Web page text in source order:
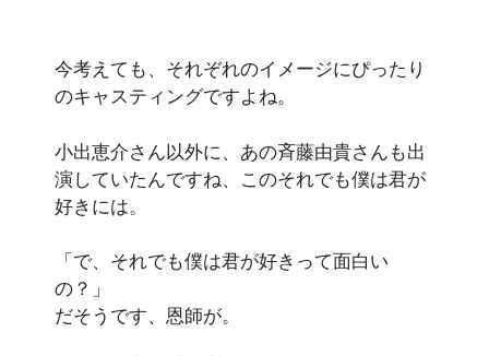
今考えても、それぞれのイメージにぴったり
のキャスティングですよね。
小出恵介さん以外に、あの斉藤由貴さんも出
演していたんですね、このそれでも僕は君が
好きには。
「で、それでも僕は君が好きって面白い
の？」
だそうです、恩師が。